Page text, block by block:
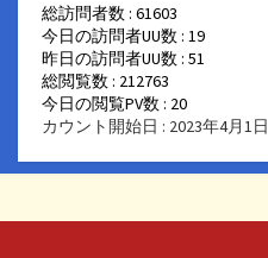
総訪問者数 : 61603
今日の訪問者UU数 : 19
昨日の訪問者UU数 : 51
総閲覧数 : 212763
今日の閲覧PV数 : 20
カウント開始日 : 2023年4月1日